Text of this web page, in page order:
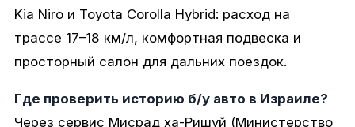
Kia Niro и Toyota Corolla Hybrid: расход на
трассе 17–18 км/л, комфортная подвеска и
просторный салон для дальних поездок.
Где проверить историю б/у авто в Израиле?
Через сервис Мисрад ха-Ришуй (Министерство